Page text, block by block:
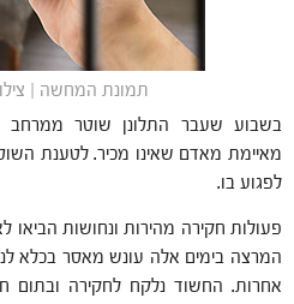
תמונת המחשה |
בשבוע שעבר התלונן שוטר ממרחב
מאיימת מאדם שאינו מכיר. לטענת
לפגוע בו.
המרצה בימים אלה עונש מאסר בכלא
אחרות. החשוד נלקח לחקירה ובתום